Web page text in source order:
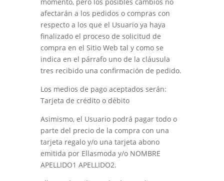
afectarán a los pedidos o compras con
respecto a los que el Usuario ya haya
finalizado el proceso de solicitud de
compra en el Sitio Web tal y como se
indica en el párrafo uno de la cláusula
tres recibido una confirmación de pedido.
Los medios de pago aceptados serán:
Tarjeta de crédito o débito
Asimismo, el Usuario podrá pagar todo o
parte del precio de la compra con una
tarjeta regalo y/o una tarjeta abono
emitida por Ellasmoda y/o NOMBRE
APELLIDO1 APELLIDO2.